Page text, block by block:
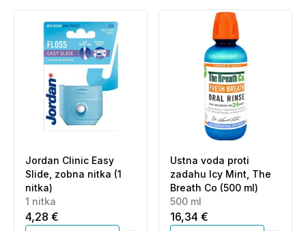
Jordan Clinic Easy
Slide, zobna nitka (1
nitka)
1 nitka
4,28 €
Ustna voda proti
zadahu Icy Mint, The
Breath Co (500 ml)
500 ml
16,34 €